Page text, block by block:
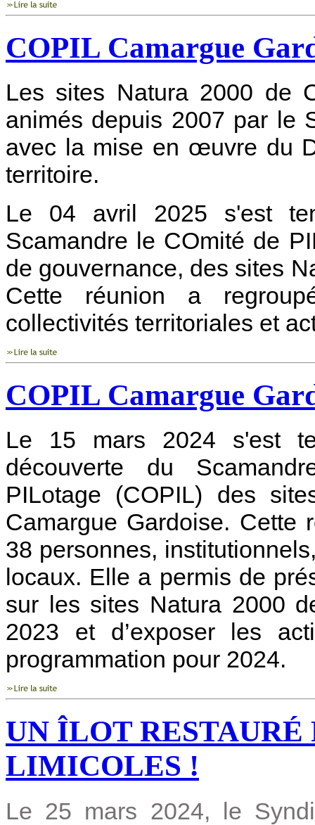
COPIL Camargue
Les sites Natura 2000 de
animés depuis 2007 par le
avec la mise en œuvre du
territoire.
Le 04 avril 2025 s'est
Scamandre le COmité de
de gouvernance, des sites
Cette réunion a
collectivités territoriales et
COPIL Camargue
Le 15 mars 2024 s'est
découverte du
PILotage (COPIL) des
Camargue Gardoise. Cette
38 personnes,
locaux. Elle a permis de
sur les sites Natura 2000
2023 et d’exposer les
programmation pour 2024.
UN ÎLOT RESTAURÉ
LIMICOLES !
Le 25 mars 2024, le